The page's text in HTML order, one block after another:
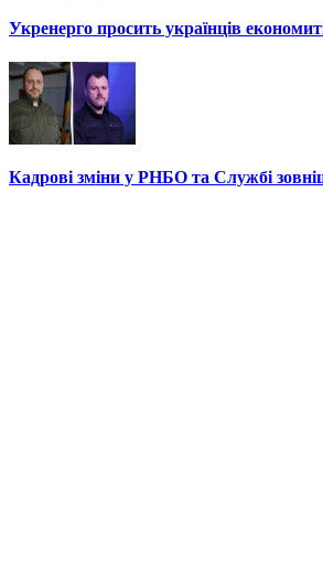
Укренерго просить українців
Кадрові зміни у РНБО та Службі